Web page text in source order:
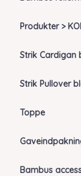
Produkter >
Strik Cardigan
Strik Pullover
Toppe
Bambus